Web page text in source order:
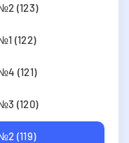
(123)
(122)
(121)
(120)
(119)